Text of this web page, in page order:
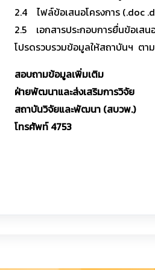
2.4 ไฟล์ข้อเสนอโครงการ (.doc
2.5 เอกสารประกอบการยื่นข้อเสน
โปรดรวบรวมข้อมูลให้สถาบันฯ ตา
สอบถามข้อมูลเพิ่มเติม
ฝ่ายพัฒนาและส่งเสริมการวิจัย
สถาบันวิจัยและพัฒนา (สบวพ.)
โทรศัพท์ 4753